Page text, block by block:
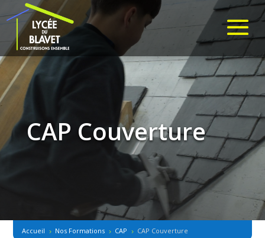
CAP Couverture
Accueil 5 Nos Formations 5 CAP 5 CAP Couverture